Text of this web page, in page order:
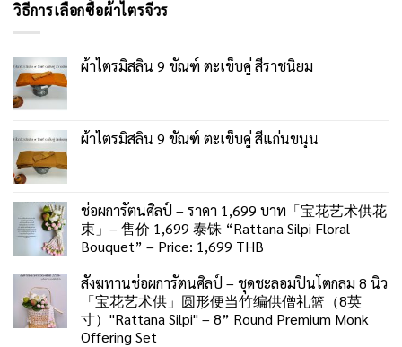
วิธีการเลือกซื้อผ้าไตรจีวร
ผ้าไตรมิสลิน 9 ขัณฑ์ ตะเข็บคู่ สีราชนิยม
ผ้าไตรมิสลิน 9 ขัณฑ์ ตะเข็บคู่ สีแก่นขนุน
ช่อผการัตนศิลป์ – ราคา 1,699 บาท「宝花艺术供花
束」– 售价 1,699 泰铢 “Rattana Silpi Floral
Bouquet” – Price: 1,699 THB
สังฆทานช่อผการัตนศิลป์ – ชุดชะลอมปิ่นโตกลม 8 นิ้ว
「宝花艺术供」圆形便当竹编供僧礼篮（8英
寸）"Rattana Silpi" – 8” Round Premium Monk
Offering Set